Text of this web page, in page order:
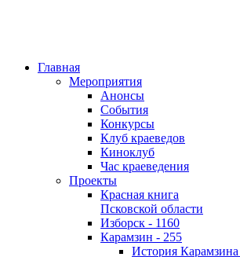
Главная
Мероприятия
Анонсы
События
Конкурсы
Клуб краеведов
Киноклуб
Час краеведения
Проекты
Красная книга
Псковской области
Изборск - 1160
Карамзин - 255
История